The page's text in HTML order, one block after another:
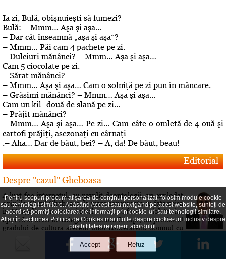
Ia zi, Bulă, obişnuieşti să fumezi?
Bulă: – Mmm… Aşa şi aşa…
– Dar cât înseamnă „aşa şi aşa”?
– Mmm… Păi cam 4 pachete pe zi.
– Dulciuri mănânci? – Mmm… Aşa şi aşa…
Cam 5 ciocolate pe zi.
– Sărat mănânci?
– Mmm… Aşa şi aşa… Cam o solniţă pe zi pun în mâncare.
– Grăsimi mănânci? – Mmm… Aşa şi aşa…
Cam un kil- două de slană pe zi…
– Prăjit mănânci?
– Mmm… Aşa şi aşa… Pe zi… Cam câte o omletă de 4 ouă şi
cartofi prăjiţi, asezonaţi cu cârnaţi
.– Aha… Dar de băut, bei? – A, da! De băut, beau!
Editorial
Despre "cazul" Gheboasa
A luat foc internetul, au navalit deontologii, au explodat
opiniile. Cazul Gheboasa, la mare concurenta cu fata ucisa
in Mangalia care avea initial 12 ani si fusese violata, iar
apoi 18 si ucisa de colega de camera In fapt, un produs al
gradului de cultura aferent unor concetateni, domnul cu
pricina a fost lasat sa evolueze intr-o siluire a...
Pentru scopuri precum afișarea de conținut personalizat, folosim module cookie
sau tehnologii similare. Apăsând Accept sau navigând pe acest website, sunteți de
acord să permiți colectarea de informații prin cookie-uri sau tehnologii similare.
Aflați în secțiunea Politica de Cookiesmai multe despre cookie-uri, inclusiv despre
posibilitatea retragerii acordului.